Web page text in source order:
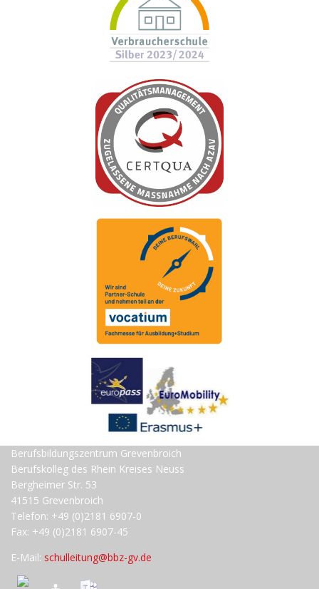
Berufsbildungszentrum Grevenbroich
Berufskolleg des Rhein Kreises Neuss
Bergheimer Str. 53
41515 Grevenbroich
Telefon: +49 (0)2181 6907-0
Fax: +49 (0)2181 6907-45
E-Mail: schulleitung@bbz-gv.de